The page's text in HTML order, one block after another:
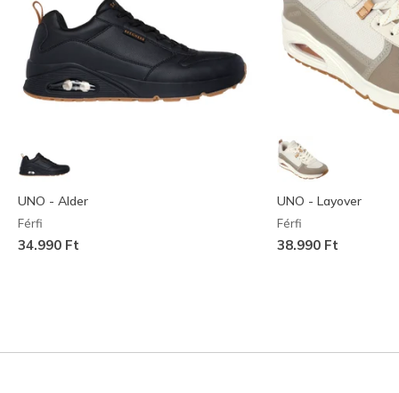
UNO - Alder
Férfi
34.990 Ft
UNO - Layover
Férfi
38.990 Ft